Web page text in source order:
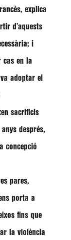
explica
d’aquests
i
cas en la
adoptar el
sacrificis
després,
concepció
pares,
porta a
fins que
la violència